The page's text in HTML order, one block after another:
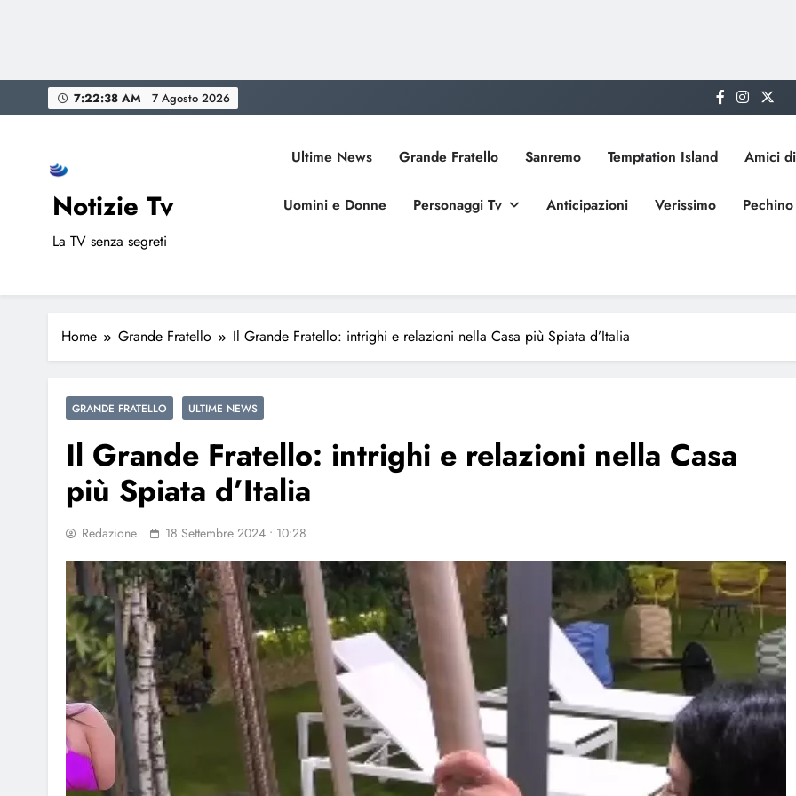
to
7:22:39 AM 7 Agosto 2026
Notizie Tv
La TV senza segreti
Ultime News Grande Fratello Sanremo Temptation Island Amici
Uomini e Donne Personaggi Tv Anticipazioni Verissimo
Home Grande Fratello Il Grande Fratello: intrighi e relazioni nella Casa più Spiata d’Italia
GRANDE FRATELLO ULTIME NEWS
Il Grande Fratello: intrighi e relazioni nella Casa
più Spiata d’Italia
Redazione 18 Settembre 2024 • 10:28